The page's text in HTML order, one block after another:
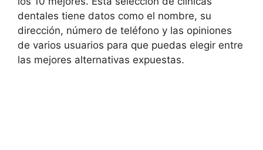
dentales tiene datos como el nombre, su
dirección, número de teléfono y las opiniones
de varios usuarios para que puedas elegir entre
las mejores alternativas expuestas.